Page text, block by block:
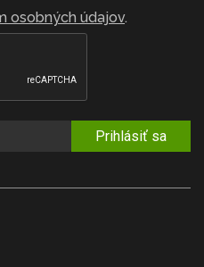
osobných údajov.
Prihlásiť sa